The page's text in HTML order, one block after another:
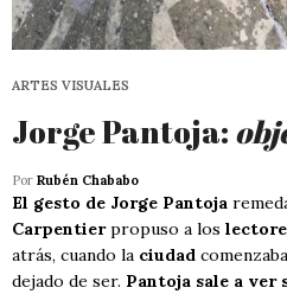
ARTES VISUALES
Jorge Pantoja:
Por Rubén Chababo
El gesto de Jorge Pantoja
Carpentierpropuso a los
atrás, cuando la ciudad
dejado de ser. Pantoja sale a ver